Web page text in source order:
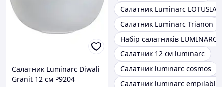
Салатник Luminarc Diwali
Granit 12 см P9204
Салатник Luminarc LOTUSIA
Салатник Luminarc Trianon
Набір салатників LUMINARC
Салатник 12 см luminarc
Салатник luminarc cosmos
Салатник luminarc empilable